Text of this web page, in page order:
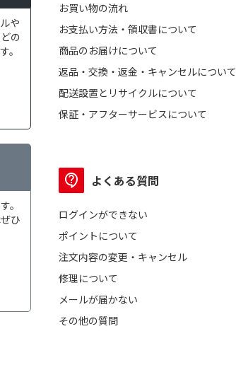
や
の
。
。
ひ
お買い物の流れ
お支払い方法・領収書について
商品のお届けについて
返品・交換・返金・キャンセルについて
配送設置とリサイクルについて
保証・アフターサービスについて
よくある質問
ログインができない
ポイントについて
注文内容の変更・キャンセル
修理について
メールが届かない
その他の質問